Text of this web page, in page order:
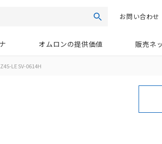
検索お問い合わせ
オムロンの提供価値 販売ネ
LE SV-0614H